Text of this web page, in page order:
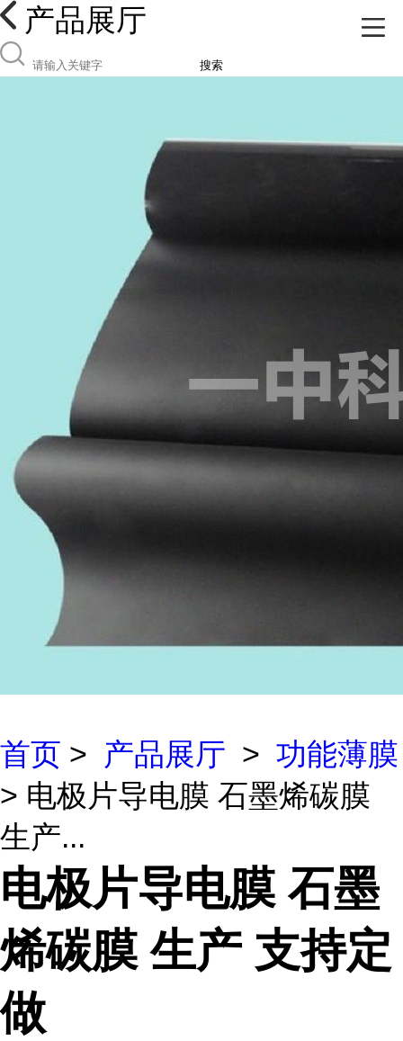
产品展厅
搜索
首页 > 产品展厅 > 功能薄膜
> 电极片导电膜 石墨烯碳膜
生产...
电极片导电膜 石墨
烯碳膜 生产 支持定
做